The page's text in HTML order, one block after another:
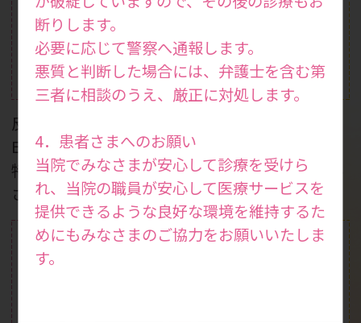
断りします。
必要に応じて警察へ通報します。
悪質と判断した場合には、弁護士を含む第
三者に相談のうえ、厳正に対処します。
4．患者さまへのお願い
当院でみなさまが安心して診療を受けら
れ、当院の職員が安心して医療サービスを
提供できるような良好な環境を維持するた
めにもみなさまのご協力をお願いいたしま
す。
反復着床不全
反復着床不全の場合は
ERA検査で移植時期を
特定し、妊娠率を向上
させます。
ク
もちろん、健康状態を
知りたい方も受けてい
ただける検査です。